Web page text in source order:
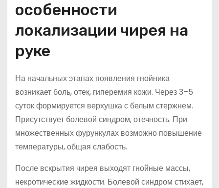
особенности
локализации чирея на
руке
На начальных этапах появления гнойника
возникает боль, отек, гиперемия кожи. Через 3–5
суток формируется верхушка с белым стержнем.
Присутствует болевой синдром, отечность. При
множественных фурункулах возможно повышение
температуры, общая слабость.
После вскрытия чирея выходят гнойные массы,
некротические жидкости. Болевой синдром стихает,